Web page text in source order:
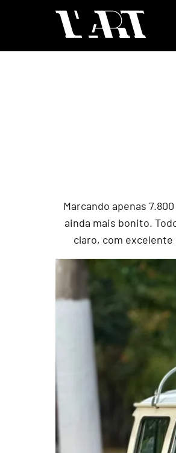
Marcando apenas
ainda mais bonito.
claro, com excelente